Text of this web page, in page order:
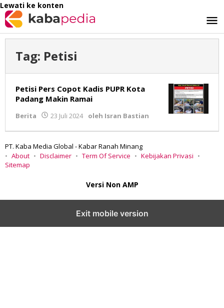
Lewati ke konten
Tag: Petisi
Petisi Pers Copot Kadis PUPR Kota
Padang Makin Ramai
Berita 23 Juli 2024 oleh Isran Bastian
PT. Kaba Media Global - Kabar Ranah Minang
About
Disclaimer Term Of Service
Kebijakan Privasi
Sitemap
Versi Non AMP
Exit mobile version